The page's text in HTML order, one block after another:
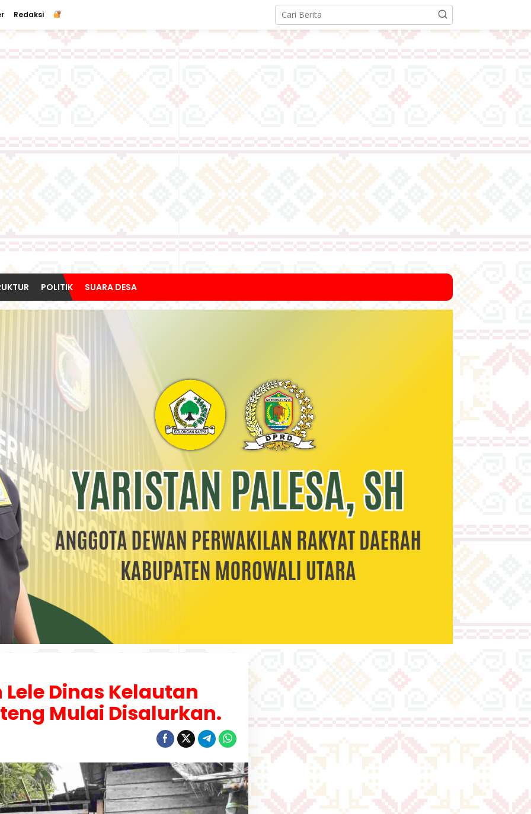
Redaksi
POLITIK SUARA DESA
Dinas Kelautan
Mulai Disalurkan.